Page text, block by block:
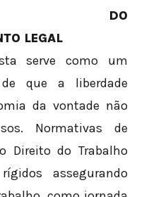
DO
LEGAL
serve como um
que a liberdade
da vontade não
Normativas de
Direito do Trabalho
assegurando